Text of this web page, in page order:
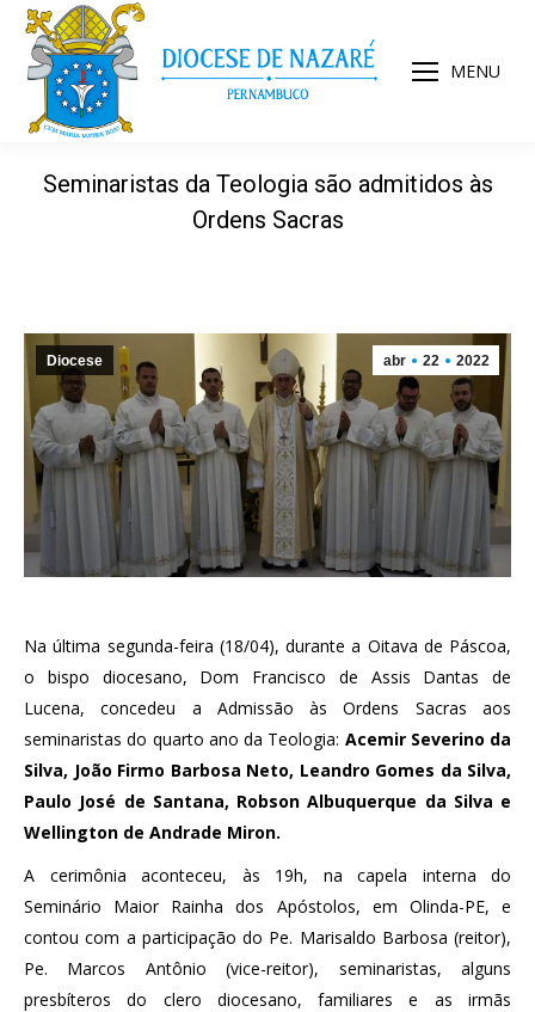
MENU
Seminaristas da Teologia são admitidos às
Ordens Sacras
abr 22 2022
Diocese
Na última segunda-feira (18/04), durante a Oitava de Páscoa,
o bispo diocesano, Dom Francisco de Assis Dantas de
Lucena, concedeu a Admissão às Ordens Sacras aos
seminaristas do quarto ano da Teologia: Acemir Severino da
Silva, João Firmo Barbosa Neto, Leandro Gomes da Silva,
Paulo José de Santana, Robson Albuquerque da Silva e
Wellington de Andrade Miron.
A cerimônia aconteceu, às 19h, na capela interna do
Seminário Maior Rainha dos Apóstolos, em Olinda-PE, e
contou com a participação do Pe. Marisaldo Barbosa (reitor),
Pe. Marcos Antônio (vice-reitor), seminaristas, alguns
presbíteros do clero diocesano, familiares e as irmãs